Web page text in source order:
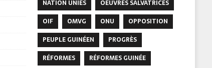
NATION UNIES
OEUVRES SALVATRICES
OIF
OMVG ONU
OPPOSITION
PEUPLE GUINÉEN
PROGRÈS
RÉFORMES
RÉFORMES GUINÉE